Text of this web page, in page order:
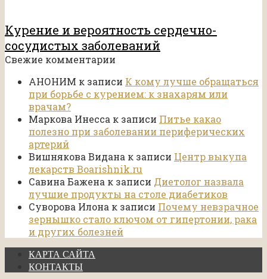
Курение и вероятность сердечно-
сосудистых заболеваний
Свежие комментарии
АНОНИМ к записи К кому лучше обращаться
при борьбе с курением: к знахарям или
врачам?
Маркова Инесса к записи Питье какао
полезно при заболевании периферических
артерий
Вишнякова Видана к записи Центр выкупа
лекарств Boarishnik.ru
Савина Бажена к записи Диетолог назвала
лучшие продукты на столе диабетиков
Суворова Илона к записи Почему невзрачное
зернышко стало ключом от гипертонии, рака
и других болезней
КАРТА САЙТА
КОНТАКТЫ